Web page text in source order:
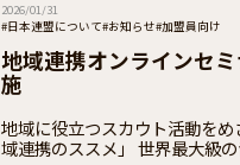
ミナー！ 隔月で実施し全国各地
2026/01/31
#日本連盟について#お知らせ#加盟員向け
地域連携オンラインセ
施
地域に役立つスカウト活動を
域連携のススメ」 世界最大級の青少年活動